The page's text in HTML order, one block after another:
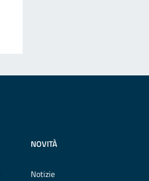
NOVITÀ
Notizie